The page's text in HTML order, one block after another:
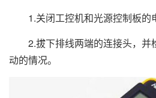
1.关闭工控机和光源控制板的
2.拔下排线两端的连接头，并
动的情况。